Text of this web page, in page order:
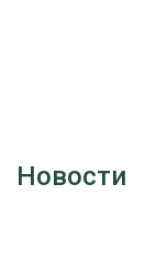
Новости